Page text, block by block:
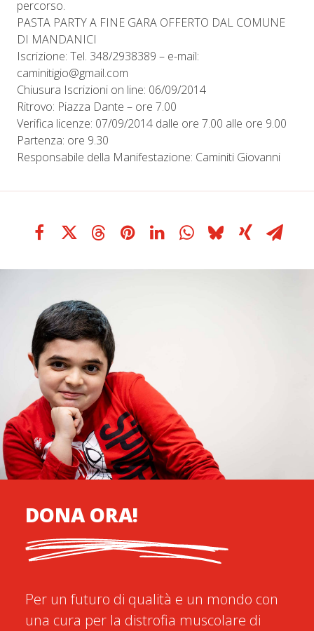
percorso.
PASTA PARTY A FINE GARA OFFERTO DAL COMUNE
DI MANDANICI
Iscrizione: Tel. 348/2938389 – e-mail:
caminitigio@gmail.com
Chiusura Iscrizioni on line: 06/09/2014
Ritrovo: Piazza Dante – ore 7.00
Verifica licenze: 07/09/2014 dalle ore 7.00 alle ore 9.00
Partenza: ore 9.30
Responsabile della Manifestazione: Caminiti Giovanni
DONA ORA!
Per un futuro di qualità e un mondo con
una cura per la distrofia muscolare di